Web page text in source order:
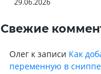
29.06.2026
Свежие
Олегк записи Как
переменную в